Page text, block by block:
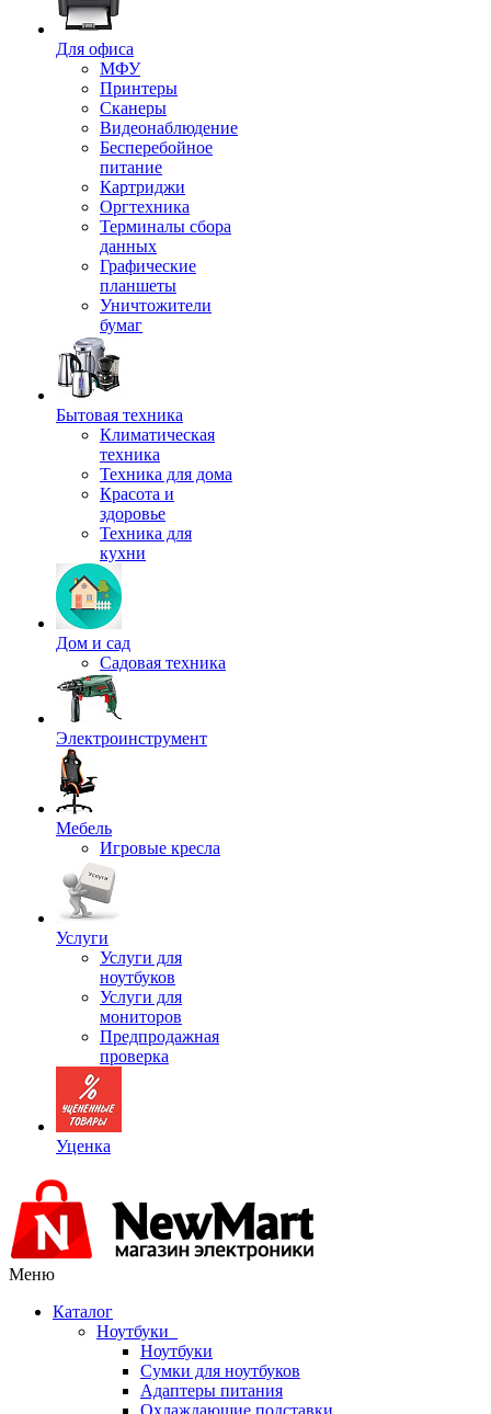
Для офиса
МФУ
Принтеры
Сканеры
Видеонаблюдение
Бесперебойное
питание
Картриджи
Оргтехника
Терминалы сбора
данных
Графические
планшеты
Уничтожители
бумаг
Бытовая техника
Климатическая
техника
Техника для дома
Красота и
здоровье
Техника для
кухни
Дом и сад
Садовая техника
Электроинструмент
Мебель
Игровые кресла
Услуги
Услуги для
ноутбуков
Услуги для
мониторов
Предпродажная
проверка
Уценка
Меню
Каталог
Ноутбуки
Ноутбуки
Сумки для ноутбуков
Адаптеры питания
Охлаждающие подставки